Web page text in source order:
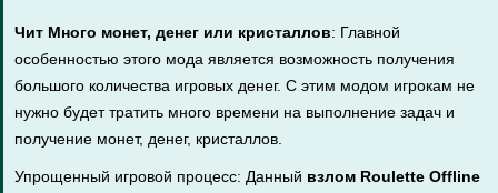
Чит Много монет, денег или кристаллов: Главной
особенностью этого мода является возможность получения
большого количества игровых денег. С этим модом игрокам не
нужно будет тратить много времени на выполнение задач и
получение монет, денег, кристаллов.
Упрощенный игровой процесс: Данный взлом Roulette Offline